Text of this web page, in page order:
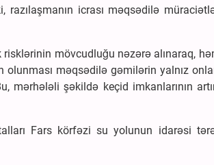
razılaşmanın icrası məqsədilə
mövcudluğu nəzərə alınaraq,
olunması məqsədilə gəmilərin yalnız
şəkildə keçid imkanlarının
Fars körfəzi su yolunun idarəsi